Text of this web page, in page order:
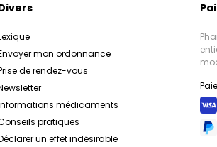
mon ordonnance
de rendez-vous
médicaments
pratiques
un effet indésirable